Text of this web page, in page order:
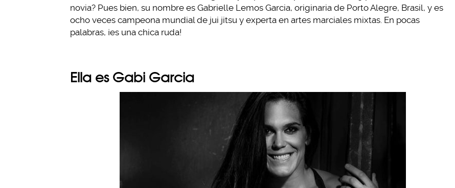
novia? Pues bien, su nombre es Gabrielle Lemos Garcia, originaria de Porto Alegre, Brasil, y es
ocho veces campeona mundial de jui jitsu y experta en artes marciales mixtas. En pocas
palabras, ¡es una chica ruda!
Ella es Gabi Garcia